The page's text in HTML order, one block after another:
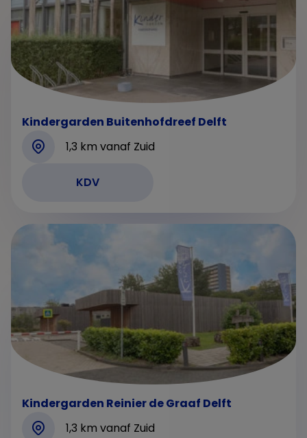
Kindergarden Buitenhofdreef Delft
1,3 km vanaf Zuid
KDV
Kindergarden Reinier de Graaf Delft
1,3 km vanaf Zuid